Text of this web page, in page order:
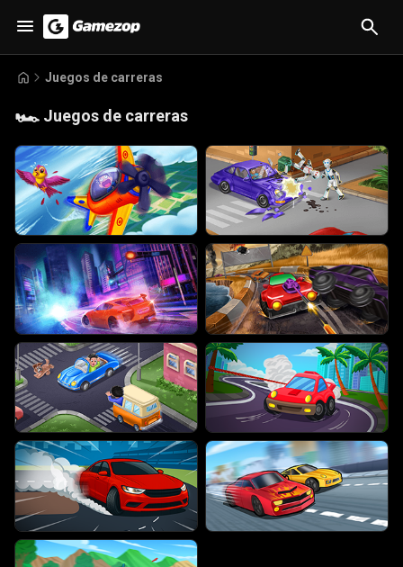
Juegos de carreras
🏎️ Juegos de carreras